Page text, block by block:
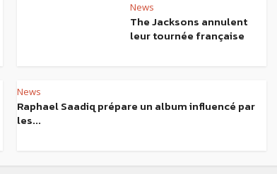
News
The Jacksons annulent
leur tournée française
News
Raphael Saadiq prépare un album influencé par
les...